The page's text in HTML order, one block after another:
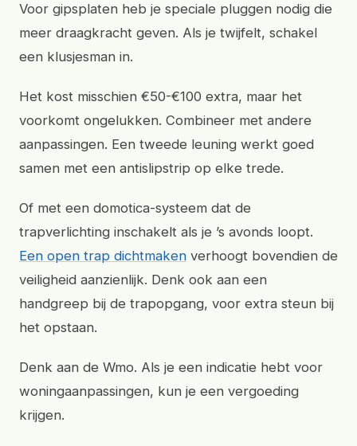
Voor gipsplaten heb je speciale pluggen nodig die
meer draagkracht geven. Als je twijfelt, schakel
een klusjesman in.
Het kost misschien €50-€100 extra, maar het
voorkomt ongelukken. Combineer met andere
aanpassingen. Een tweede leuning werkt goed
samen met een antislipstrip op elke trede.
Of met een domotica-systeem dat de
trapverlichting inschakelt als je ’s avonds loopt.
Een open trap dichtmaken verhoogt bovendien de
veiligheid aanzienlijk. Denk ook aan een
handgreep bij de trapopgang, voor extra steun bij
het opstaan.
Denk aan de Wmo. Als je een indicatie hebt voor
woningaanpassingen, kun je een vergoeding
krijgen.